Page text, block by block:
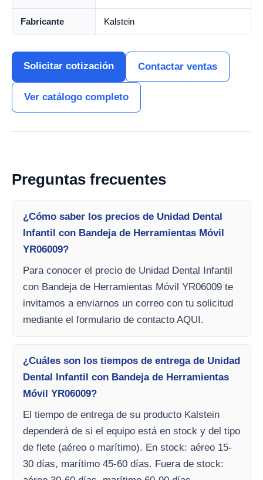
Fabricante Kalstein
Solicitar cotización Contactar ventas
Ver catálogo completo
Preguntas frecuentes
¿Cómo saber los precios de Unidad Dental
Infantil con Bandeja de Herramientas Móvil
YR06009?
Para conocer el precio de Unidad Dental Infantil
con Bandeja de Herramientas Móvil YR06009 te
invitamos a enviarnos un correo con tu solicitud
mediante el formulario de contacto AQUI.
¿Cuáles son los tiempos de entrega de Unidad
Dental Infantil con Bandeja de Herramientas
Móvil YR06009?
El tiempo de entrega de su producto Kalstein
dependerá de si el equipo está en stock y del tipo
de flete (aéreo o marítimo). En stock: aéreo 15-
30 días, marítimo 45-60 días. Fuera de stock: